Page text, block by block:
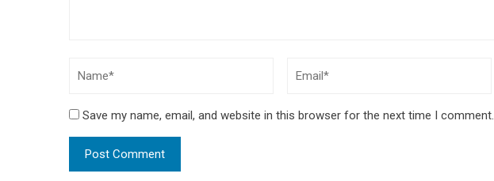
Save my name, email, and website in this browser for the next time I comment.